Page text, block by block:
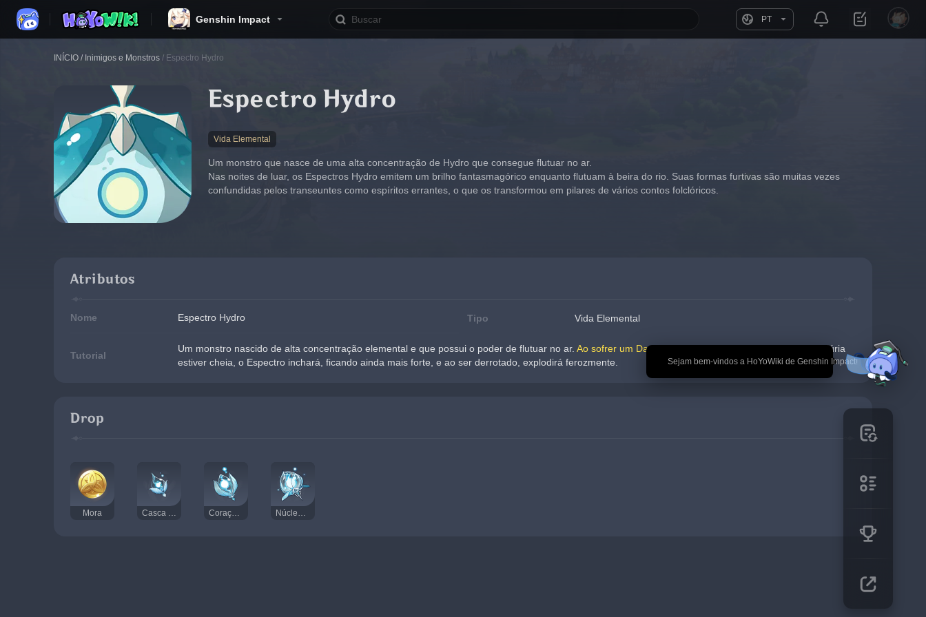
Genshin Impact PT
🎉 Sejam bem-vindos a HoYoWiki de Genshin Impact!
INÍCIO / Inimigos e Monstros / Espectro Hydro
Espectro Hydro
Vida Elemental
Um monstro que nasce de uma alta concentração de Hydro que consegue flutuar no ar.
Nas noites de luar, os Espectros Hydro emitem um brilho fantasmagórico enquanto flutuam à beira do rio. Suas formas furtivas são muitas vezes
confundidas pelos transeuntes como espíritos errantes, o que os transformou em pilares de vários contos folclóricos.
Atributos
Nome Espectro Hydro Tipo Vida Elemental
Tutorial
Um monstro nascido de alta concentração elemental e que possui o poder de flutuar no ar. Ao sofrer um Dano sério, acumulará Fúria. Quando sua Fúria
estiver cheia, o Espectro inchará, ficando ainda mais forte, e ao ser derrotado, explodirá ferozmente.
Drop
Mora Casca Espectral Coração Espectral Núcleo Espectral